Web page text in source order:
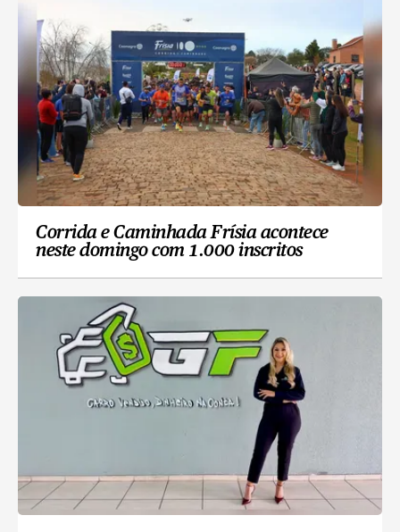
Corrida e Caminhada Frísia acontece
neste domingo com 1.000 inscritos